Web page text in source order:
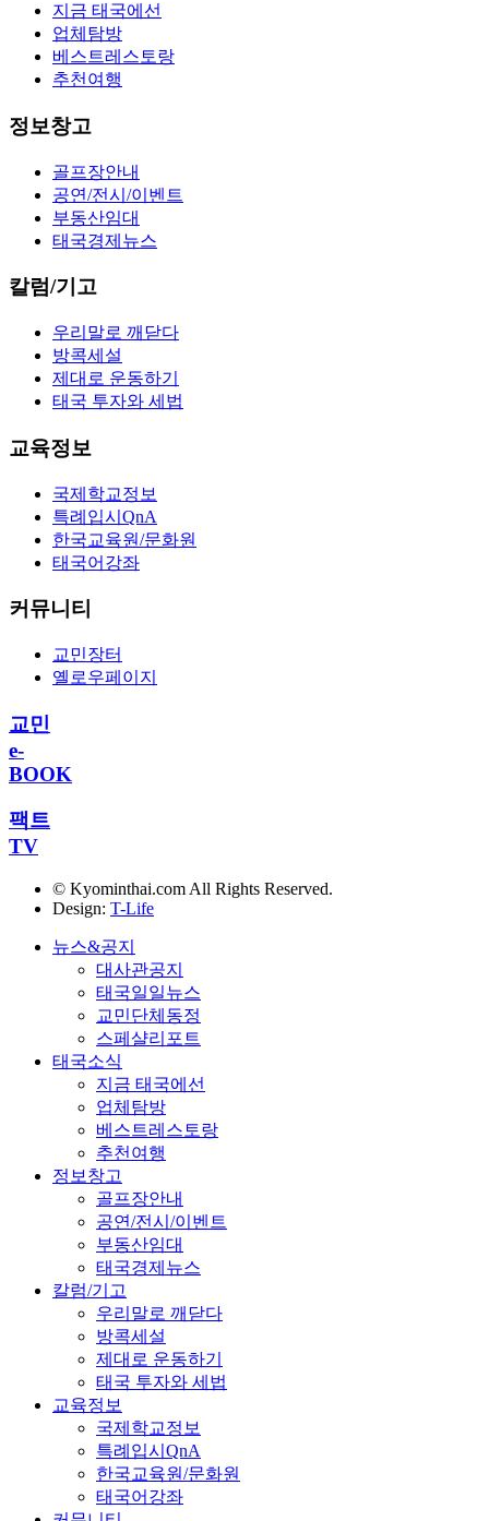
지금 태국에선
업체탐방
베스트레스토랑
추천여행
정보창고
골프장안내
공연/전시/이벤트
부동산임대
태국경제뉴스
칼럼/기고
우리말로 깨닫다
방콕세설
제대로 운동하기
태국 투자와 세법
교육정보
국제학교정보
특례입시QnA
한국교육원/문화원
태국어강좌
커뮤니티
교민장터
옐로우페이지
교민
e-
BOOK
팩트
TV
© Kyominthai.com All Rights Reserved.
Design: T-Life
뉴스&공지
대사관공지
태국일일뉴스
교민단체동정
스페샬리포트
태국소식
지금 태국에선
업체탐방
베스트레스토랑
추천여행
정보창고
골프장안내
공연/전시/이벤트
부동산임대
태국경제뉴스
칼럼/기고
우리말로 깨닫다
방콕세설
제대로 운동하기
태국 투자와 세법
교육정보
국제학교정보
특례입시QnA
한국교육원/문화원
태국어강좌